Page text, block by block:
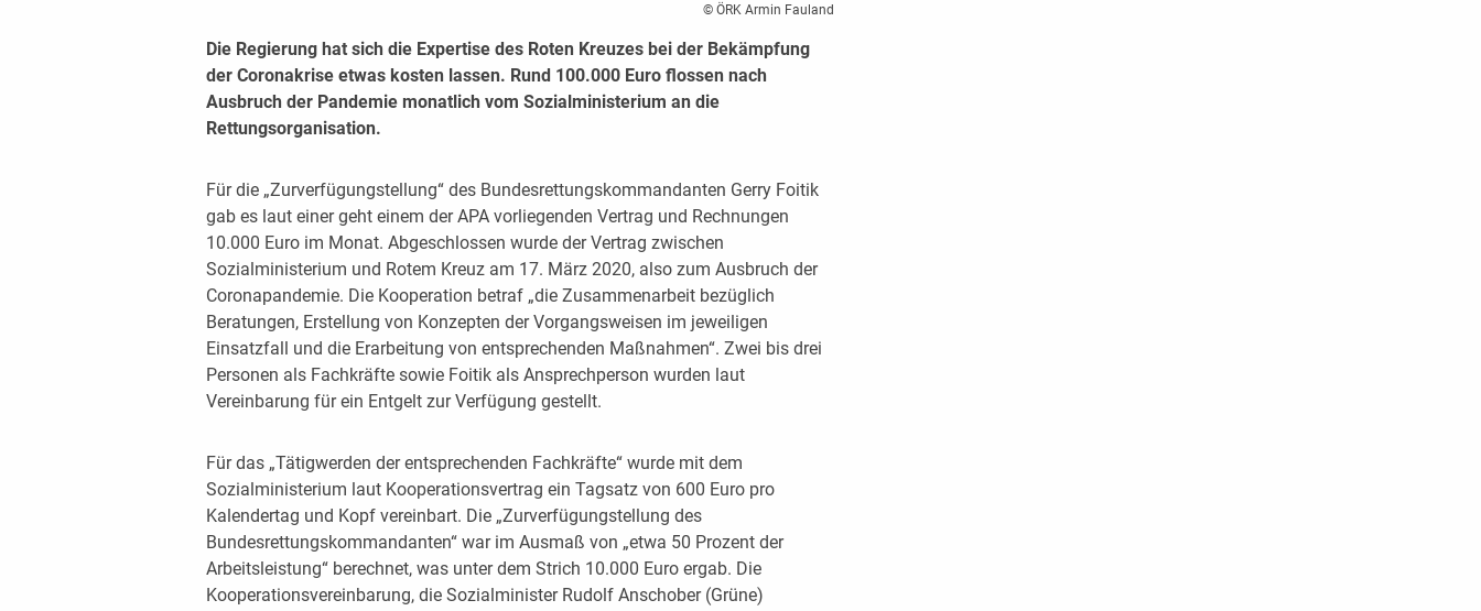
© ÖRK Armin Fauland
Die Regierung hat sich die Expertise des Roten Kreuzes bei der Bekämpfung
der Coronakrise etwas kosten lassen. Rund 100.000 Euro flossen nach
Ausbruch der Pandemie monatlich vom Sozialministerium an die
Rettungsorganisation.
Für die „Zurverfügungstellung“ des Bundesrettungskommandanten Gerry Foitik
gab es laut einer geht einem der APA vorliegenden Vertrag und Rechnungen
10.000 Euro im Monat. Abgeschlossen wurde der Vertrag zwischen
Sozialministerium und Rotem Kreuz am 17. März 2020, also zum Ausbruch der
Coronapandemie. Die Kooperation betraf „die Zusammenarbeit bezüglich
Beratungen, Erstellung von Konzepten der Vorgangsweisen im jeweiligen
Einsatzfall und die Erarbeitung von entsprechenden Maßnahmen“. Zwei bis drei
Personen als Fachkräfte sowie Foitik als Ansprechperson wurden laut
Vereinbarung für ein Entgelt zur Verfügung gestellt.
Für das „Tätigwerden der entsprechenden Fachkräfte“ wurde mit dem
Sozialministerium laut Kooperationsvertrag ein Tagsatz von 600 Euro pro
Kalendertag und Kopf vereinbart. Die „Zurverfügungstellung des
Bundesrettungskommandanten“ war im Ausmaß von „etwa 50 Prozent der
Arbeitsleistung“ berechnet, was unter dem Strich 10.000 Euro ergab. Die
Kooperationsvereinbarung, die Sozialminister Rudolf Anschober (Grüne)